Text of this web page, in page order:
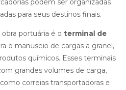
podem ser organizadas
para seus destinos finais.
portuária é o terminal de
o manuseio de cargas a granel,
químicos. Esses terminais
grandes volumes de carga,
correias transportadoras e